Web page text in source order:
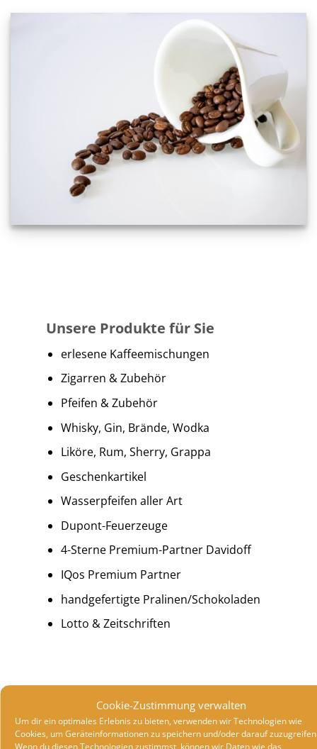
Cookie-Zustimmung verwalten
Um dir ein optimales Erlebnis zu bieten, verwenden wir Technologien wie
Cookies, um Geräteinformationen zu speichern und/oder darauf
Unsere Produkte für Sie
erlesene Kaffeemischungen
Zigarren & Zubehör
Pfeifen & Zubehör
Whisky, Gin, Brände, Wodka
Liköre, Rum, Sherry, Grappa
Geschenkartikel
Wasserpfeifen aller Art
Dupont-Feuerzeuge
4-Sterne Premium-Partner Davidoff
IQos Premium Partner
handgefertigte Pralinen/Schokoladen
Lotto & Zeitschriften
Click & Collect
Online bestellen und bezahlen und vor Ort abholen.